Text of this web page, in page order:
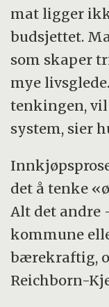
mat ligger
budsjettet.
som skaper
mye
tenkingen,
system, sier
det å tenke
Alt det andre
kommune
bærekraftig,
Reichborn-